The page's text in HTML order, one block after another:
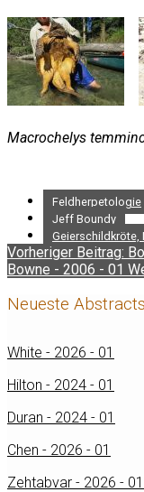
Macrochelys
Feldherpetologie
Jeff Boundy
Geierschildkröte,
Vorheriger Beitrag:
Bowne - 2006 - 01
Neueste Abstracts
White - 2026 - 01
Hilton - 2024 - 01
Duran - 2024 - 01
Chen - 2026 - 01
Zehtabvar - 2026 - 01